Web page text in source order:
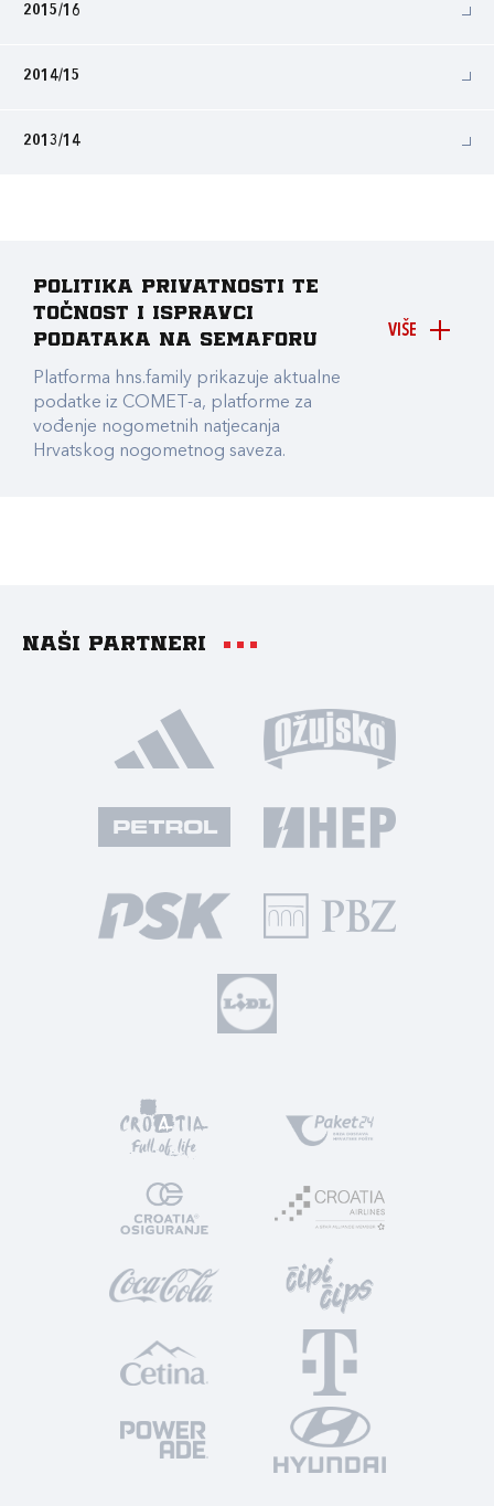
2015/16
2014/15
2013/14
VIŠE
Politika privatnosti te
točnost i ispravci
podataka na Semaforu
Platforma hns.family prikazuje aktualne
podatke iz COMET-a, platforme za
vođenje nogometnih natjecanja
Hrvatskog nogometnog saveza.
Naši partneri